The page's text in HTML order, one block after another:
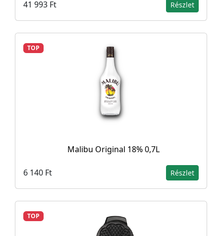
41 993 Ft Részlet
TOP
Malibu Original 18% 0,7L
6 140 Ft Részlet
TOP